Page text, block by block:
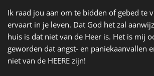
Ik raad jou aan om te bidden of gebed te
ervaart in je leven. Dat God het zal
huis is dat niet van de Heer is. Het is mij
geworden dat angst- en paniekaanvallen
niet van de HEERE zijn!